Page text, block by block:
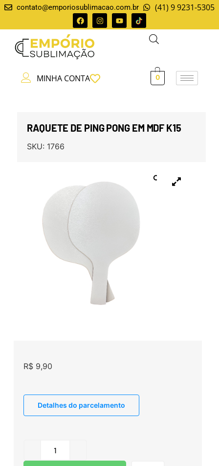
contato@emporiosublimacao.com.br (41) 9 9231-5305
MINHA CONTA 0
RAQUETE DE PING PONG EM MDF K15
SKU: 1766
R$9,90
Detalhes do parcelamento